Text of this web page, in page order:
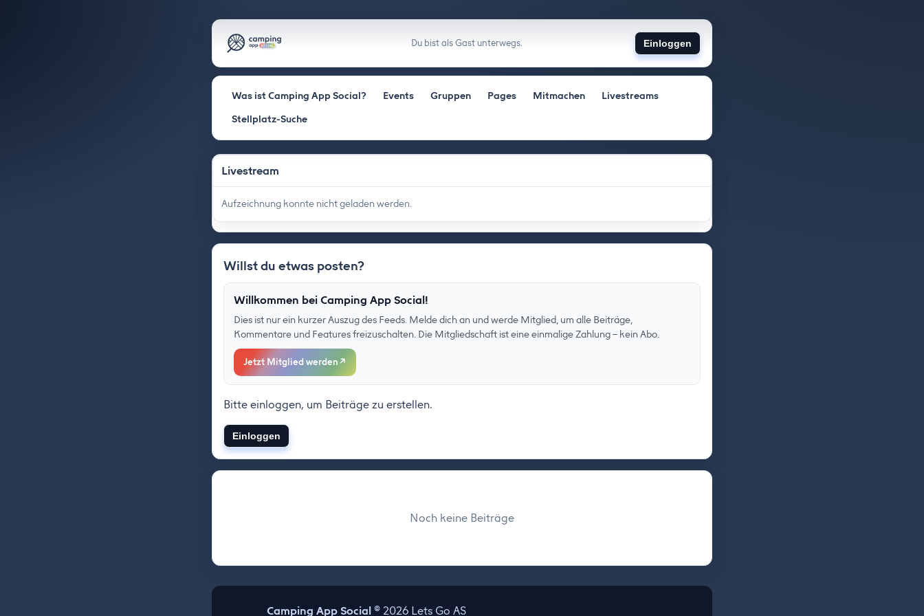
Du bist als Gast unterwegs. Einloggen
Was ist Camping App Social? Events Gruppen Pages Mitmachen
Livestreams
Stellplatz-Suche
Livestream
Aufzeichnung konnte nicht geladen werden.
Willst du etwas posten?
Willkommen bei Camping App Social!
Dies ist nur ein kurzer Auszug des Feeds. Melde dich an und werde Mitglied, um alle Beiträge,
Kommentare und Features freizuschalten. Die Mitgliedschaft ist eine einmalige Zahlung – kein Abo.
Jetzt Mitglied werden ↗
Bitte einloggen, um Beiträge zu erstellen.
Einloggen
Noch keine Beiträge
Camping App Social © 2026 Lets Go AS